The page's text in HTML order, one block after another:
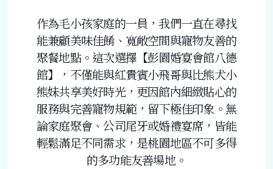
作為毛小孩家庭的一員，我們一直在尋找
能兼顧美味佳餚、寬敞空間與寵物友善的
聚餐地點。這次選擇【彭園婚宴會館八德
館】，不僅能與紅貴賓小飛哥與比熊犬小
熊妹共享美好時光，更因館內細緻貼心的
服務與完善寵物規範，留下極佳印象。無
論家庭聚會、公司尾牙或婚禮宴席，皆能
輕鬆滿足不同需求，是桃園地區不可多得
的多功能友善場地。